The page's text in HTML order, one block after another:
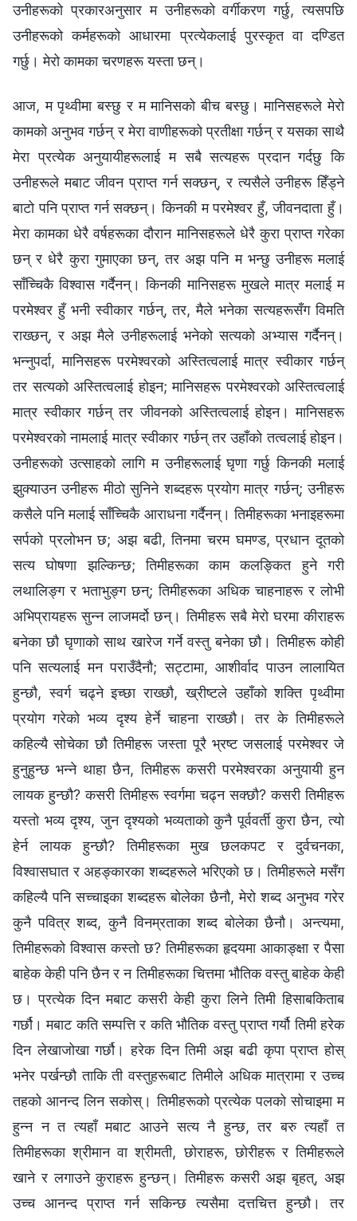
उनीहरूको प्रकारअनुसार म उनीहरूको वर्गीकरण गर्छु, त्यसपछि
उनीहरूको कर्महरूको आधारमा प्रत्येकलाई पुरस्कृत वा दण्डित
गर्छु। मेरो कामका चरणहरू यस्ता छन्।
आज, म पृथ्वीमा बस्छु र म मानिसको बीच बस्छु। मानिसहरूले मेरो
कामको अनुभव गर्छन् र मेरा वाणीहरूको प्रतीक्षा गर्छन् र यसका साथै
मेरा प्रत्येक अनुयायीहरूलाई म सबै सत्यहरू प्रदान गर्दछु कि
उनीहरूले मबाट जीवन प्राप्त गर्न सक्छन्, र त्यसैले उनीहरू हिँड्ने
बाटो पनि प्राप्त गर्न सक्छन्। किनकी म परमेश्‍वर हुँ, जीवनदाता हुँ।
मेरा कामका धेरै वर्षहरूका दौरान मानिसहरूले धेरै कुरा प्राप्त गरेका
छन् र धेरै कुरा गुमाएका छन्, तर अझ पनि म भन्छु उनीहरू मलाई
साँच्चिकै विश्‍वास गर्दैनन्। किनकी मानिसहरू मुखले मात्र मलाई म
परमेश्‍वर हुँ भनी स्वीकार गर्छन्, तर, मैले भनेका सत्यहरूसँग विमति
राख्छन्, र अझ मैले उनीहरूलाई भनेको सत्यको अभ्यास गर्दैनन्।
भन्नुपर्दा, मानिसहरू परमेश्‍वरको अस्तित्वलाई मात्र स्वीकार गर्छन्
तर सत्यको अस्तित्वलाई होइन; मानिसहरू परमेश्‍वरको अस्तित्वलाई
मात्र स्वीकार गर्छन् तर जीवनको अस्तित्वलाई होइन। मानिसहरू
परमेश्‍वरको नामलाई मात्र स्वीकार गर्छन् तर उहाँको तत्वलाई होइन।
उनीहरूको उत्साहको लागि म उनीहरूलाई घृणा गर्छु किनकी मलाई
झुक्याउन उनीहरू मीठो सुनिने शब्दहरू प्रयोग मात्र गर्छन्; उनीहरू
कसैले पनि मलाई साँच्चिकै आराधना गर्दैनन्। तिमीहरूका भनाइहरूमा
सर्पको प्रलोभन छ; अझ बढी, तिनमा चरम घमण्ड, प्रधान दूतको
सत्य घोषणा झल्किन्छ; तिमीहरूका काम कलङ्कित हुने गरी
लथालिङ्ग र भताभुङ्ग छन्; तिमीहरूका अधिक चाहनाहरू र लोभी
अभिप्रायहरू सुन्न लाजमर्दो छन्। तिमीहरू सबै मेरो घरमा कीराहरू
बनेका छौ घृणाको साथ खारेज गर्ने वस्तु बनेका छौ। तिमीहरू कोही
पनि सत्यलाई मन पराउँदैनौ; सट्टामा, आशीर्वाद पाउन लालायित
हुन्छौ, स्वर्ग चढ्ने इच्छा राख्छौ, ख्रीष्टले उहाँको शक्ति पृथ्वीमा
प्रयोग गरेको भव्य दृश्य हेर्ने चाहना राख्छौ। तर के तिमीहरूले
कहिल्यै सोचेका छौ तिमीहरू जस्ता पूरै भ्रष्ट जसलाई परमेश्‍वर जे
हुनुहुन्छ भन्ने थाहा छैन, तिमीहरू कसरी परमेश्‍वरका अनुयायी हुन
लायक हुन्छौ? कसरी तिमीहरू स्वर्गमा चढ्न सक्छौ? कसरी तिमीहरू
यस्तो भव्य दृश्य, जुन दृश्यको भव्यताको कुनै पूर्ववर्ती कुरा छैन, त्यो
हेर्न लायक हुन्छौ? तिमीहरूका मुख छलकपट र दुर्वचनका,
विश्‍वासघात र अहङ्कारका शब्दहरूले भरिएको छ। तिमीहरूले मसँग
कहिल्यै पनि सच्चाइका शब्दहरू बोलेका छैनौ, मेरो शब्द अनुभव गरेर
कुनै पवित्र शब्द, कुनै विनम्रताका शब्द बोलेका छैनौ। अन्त्यमा,
तिमीहरूको विश्‍वास कस्तो छ? तिमीहरूका हृदयमा आकाङ्क्षा र पैसा
बाहेक केही पनि छैन र न तिमीहरूका चित्तमा भौतिक वस्तु बाहेक केही
छ। प्रत्येक दिन मबाट कसरी केही कुरा लिने तिमी हिसाबकिताब
गर्छौ। मबाट कति सम्पत्ति र कति भौतिक वस्तु प्राप्त गर्यौ तिमी हरेक
दिन लेखाजोखा गर्छौ। हरेक दिन तिमी अझ बढी कृपा प्राप्त होस्
भनेर पर्खन्छौ ताकि ती वस्तुहरूबाट तिमीले अधिक मात्रामा र उच्च
तहको आनन्द लिन सकोस्। तिमीहरूको प्रत्येक पलको सोचाइमा म
हुन्न न त त्यहाँ मबाट आउने सत्य नै हुन्छ, तर बरु त्यहाँ त
तिमीहरूका श्रीमान वा श्रीमती, छोराहरू, छोरीहरू र तिमीहरूले
खाने र लगाउने कुराहरू हुन्छन्। तिमीहरू कसरी अझ बृहत्, अझ
उच्च आनन्द प्राप्त गर्न सकिन्छ त्यसैमा दत्तचित्त हुन्छौ। तर